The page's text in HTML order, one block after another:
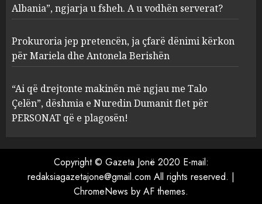
3 MARCH 25, 2025
4
Prokuroria jep pretencën, ja
çfarë dënimi kërkon për
Berishën
MARCH 25, 2025
ngjau me Talo Çelën”,
dëshmia e Nuredin Dumanit
flet për PERSONAT që e
plagosën!
Albania”, ngjarja u fsheh. A u vodhën serverat?
Prokuroria jep pretencën, ja çfarë dënimi kërkon
për Mariela dhe Antonela Berishën
“Ai që drejtonte makinën më ngjau me Talo
Çelën”, dëshmia e Nuredin Dumanit flet për
PERSONAT që e plagosën!
Copyright © Gazeta Jonë 2020 E-mail:
redaksiagazetajone@gmail.com All rights reserved. |
ChromeNews by AF themes.